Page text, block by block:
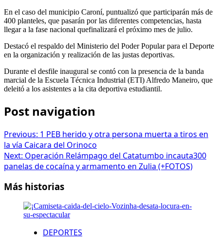
En el caso del municipio Caroní, puntualizó que participarán más de
400 planteles, que pasarán por las diferentes competencias, hasta
llegar a la fase nacional quefinalizará el próximo mes de julio.
Destacó el respaldo del Ministerio del Poder Popular para el Deporte
en la organización y realización de las justas deportivas.
Durante el desfile inaugural se contó con la presencia de la banda
marcial de la Escuela Técnica Industrial (ETI) Alfredo Maneiro, que
deleitó a los asistentes a la cita deportiva estudiantil.
Post navigation
Previous: 1 PEB herido y otra persona muerta a tiros en
la vía Caicara del Orinoco
Next: Operación Relámpago del Catatumbo incauta300
panelas de cocaína y armamento en Zulia (+FOTOS)
Más historias
DEPORTES